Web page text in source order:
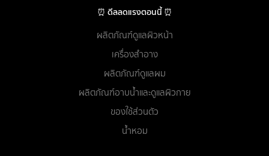
⏰ ดีลลดแรงตอนนี้ ⏰
ผลิตภัณฑ์ดูแลผิวหน้า
เครื่องสำอาง
ผลิตภัณฑ์ดูแลผม
ผลิตภัณฑ์อาบน้ำและดูแลผิวกาย
ของใช้ส่วนตัว
น้ำหอม